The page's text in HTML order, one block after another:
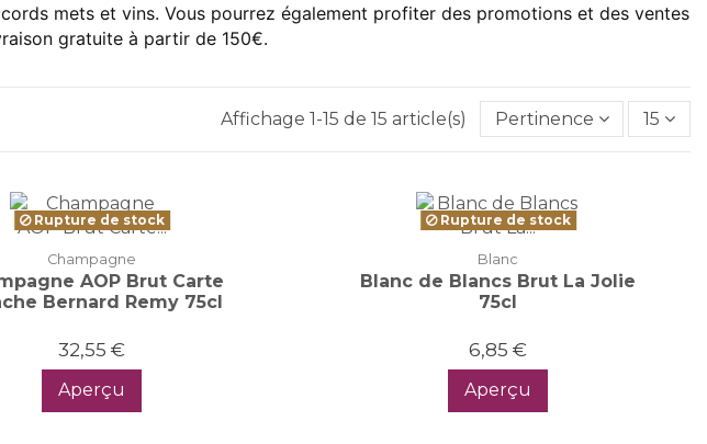
mets et vins. Vous pourrez également profiter des promotions et des ventes
gratuite à partir de 150€.
Affichage 1-15 de 15 article(s) Pertinence 15
Rupture de stock
Champagne
AOP Brut Carte
Bernard Remy 75cl
32,55 €
Aperçu
Rupture de stock
Blanc
Blanc de Blancs Brut La Jolie
75cl
6,85 €
Aperçu